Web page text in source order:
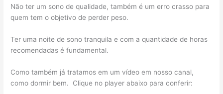
Não ter um sono de qualidade, também é um erro crasso para
quem tem o objetivo de perder peso.
Ter uma noite de sono tranquila e com a quantidade de horas
recomendadas é fundamental.
Como também já tratamos em um vídeo em nosso canal,
como dormir bem. Clique no player abaixo para conferir: